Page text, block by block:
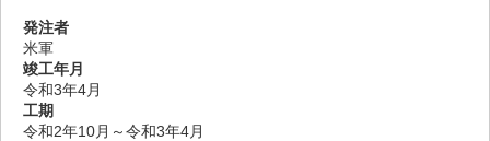
発注者
米軍
竣工年月
令和3年4月
工期
令和2年10月～令和3年4月